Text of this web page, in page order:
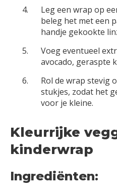
Leg een wrap op
beleg het met een
handje gekookte
Voeg eventueel
avocado, geraspte
Rol de wrap stevig
stukjes, zodat het
voor je kleine.
Kleurrijke
kinderwrap
Ingrediënten: